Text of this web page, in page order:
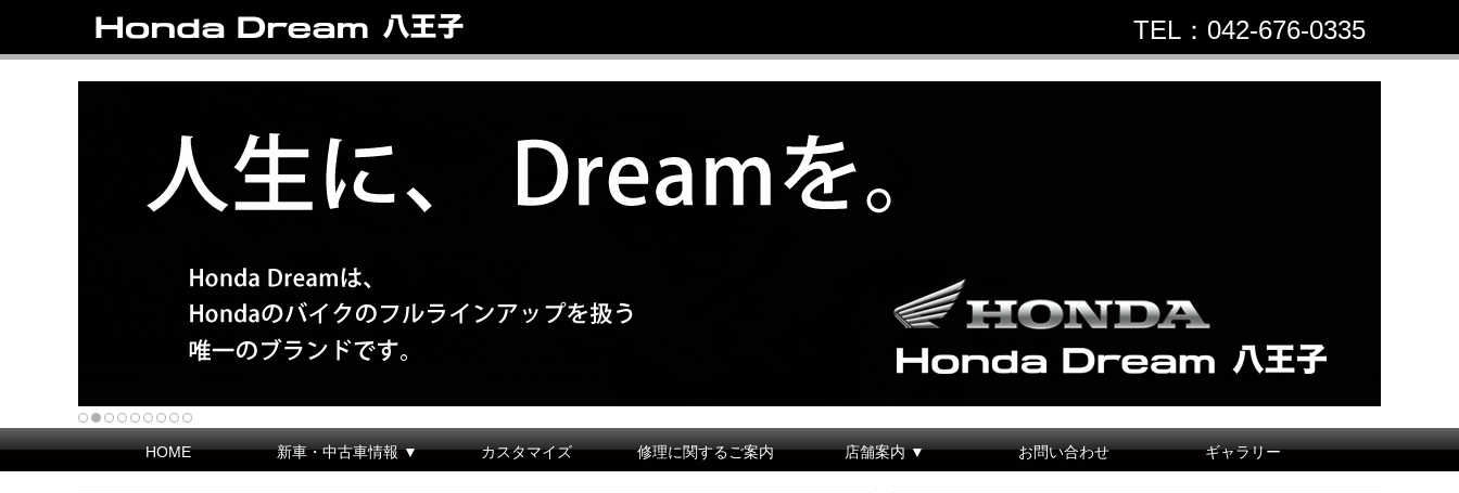
TEL：042-676-0335
HOME 新車・中古車情報 ▼ カスタマイズ 修理に関するご案内 店舗案内 ▼ お問い合わせ ギャラリー